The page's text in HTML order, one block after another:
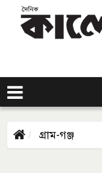
গ্রাম-গঞ্জ